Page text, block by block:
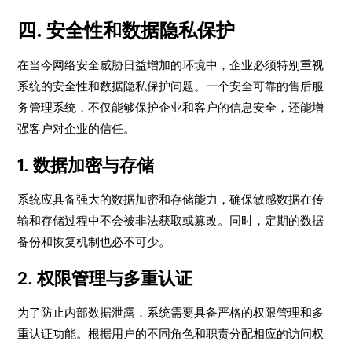
四. 安全性和数据隐私保护
在当今网络安全威胁日益增加的环境中，企业必须特别重视
系统的安全性和数据隐私保护问题。一个安全可靠的售后服
务管理系统，不仅能够保护企业和客户的信息安全，还能增
强客户对企业的信任。
1. 数据加密与存储
系统应具备强大的数据加密和存储能力，确保敏感数据在传
输和存储过程中不会被非法获取或篡改。同时，定期的数据
备份和恢复机制也必不可少。
2. 权限管理与多重认证
为了防止内部数据泄露，系统需要具备严格的权限管理和多
重认证功能。根据用户的不同角色和职责分配相应的访问权